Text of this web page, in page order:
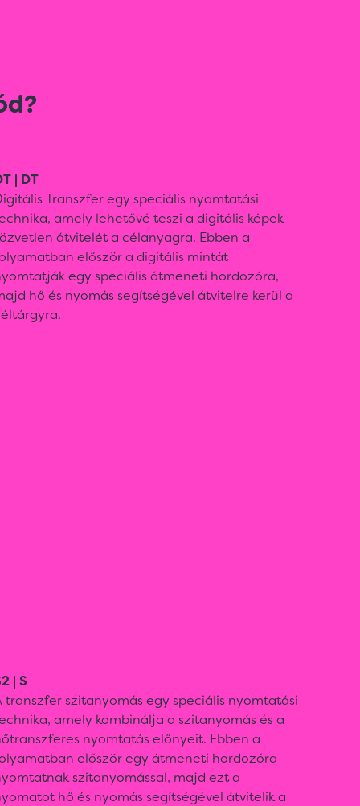
| DT
Transzfer egy speciális nyomtatási
amely lehetővé teszi a digitális képek
átvitelét a célanyagra. Ebben a
először a digitális mintát
egy speciális átmeneti hordozóra,
hő és nyomás segítségével átvitelre kerül a
| S
transzfer szitanyomás egy speciális nyomtatási
amely kombinálja a szitanyomás és a
nyomtatás előnyeit. Ebben a
először egy átmeneti hordozóra
szitanyomással, majd ezt a
hő és nyomás segítségével átvitelik a